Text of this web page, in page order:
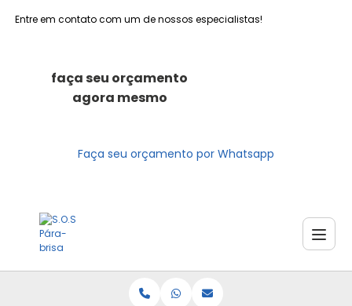
Entre em contato com um de nossos especialistas!
faça seu orçamento
agora mesmo
Faça seu orçamento por Whatsapp